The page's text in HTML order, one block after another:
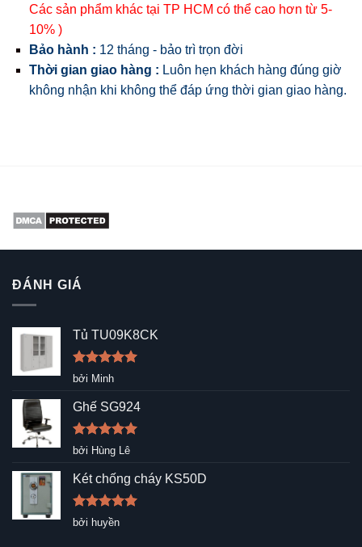
Các sản phẩm khác tại TP HCM có thể cao hơn từ 5-
10% )
Bảo hành : 12 tháng - bảo trì trọn đời
Thời gian giao hàng : Luôn hẹn khách hàng đúng giờ
không nhận khi không thể đáp ứng thời gian giao hàng.
ĐÁNH GIÁ
Tủ TU09K8CK
Được xếp
sao
bởi Minh
Ghế SG924
Được xếp
5
sao
bởi Hùng Lê
Két chống cháy KS50D
Được xếp
hạng5
bởi huyền